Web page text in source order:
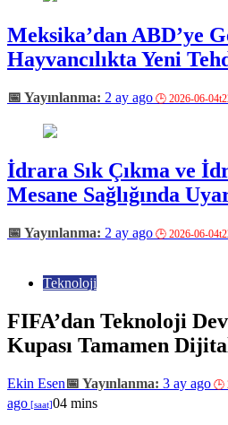
Meksika’dan ABD’ye
Hayvancılıkta Yeni
2 ay ago
İdrara Sık Çıkma ve
Mesane Sağlığında
2 ay ago
Teknoloji
FIFA’dan Teknoloji
Kupası Tamamen
Ekin Esen 3 ay ago
ago
04 mins